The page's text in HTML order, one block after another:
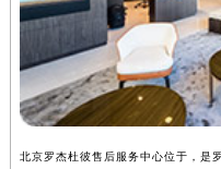
北京罗杰杜彼售后服务中心位于，是